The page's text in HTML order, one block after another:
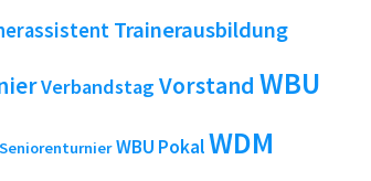
Trainerausbildung
Verbandstag Vorstand WBU
WBU PokalWDM